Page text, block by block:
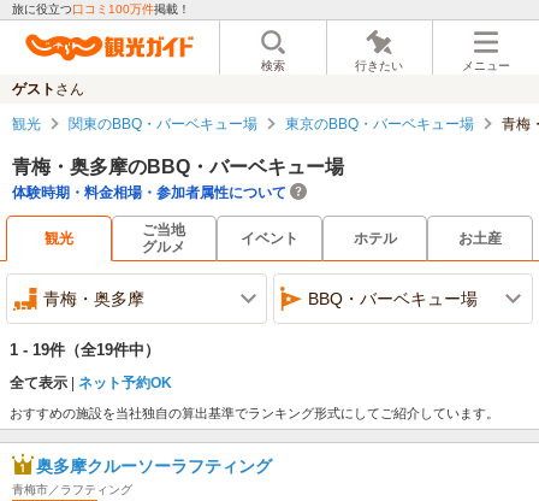
旅に役立つ口コミ100万件掲載！
検索 行きたい メニュー
ゲスト さん
観光 関東のBBQ・バーベキュー場 東京のBBQ・バーベキュー場 青梅
青梅・奥多摩のBBQ・バーベキュー場
体験時期・料金相場・参加者属性について
観光
ご当地
グルメ
イベント ホテル お土産
青梅・奥多摩 BBQ・バーベキュー場
1 - 19件 （全19件中）
全て表示 ネット予約OK
おすすめの施設を当社独自の算出基準でランキング形式にしてご紹介しています。
奥多摩クルーソーラフティング
青梅市／ラフティング